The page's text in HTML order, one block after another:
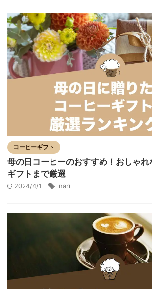
コーヒーギフト
母の日コーヒーのおすすめ！おしゃれ
ギフトまで厳選
2024/4/1 nari